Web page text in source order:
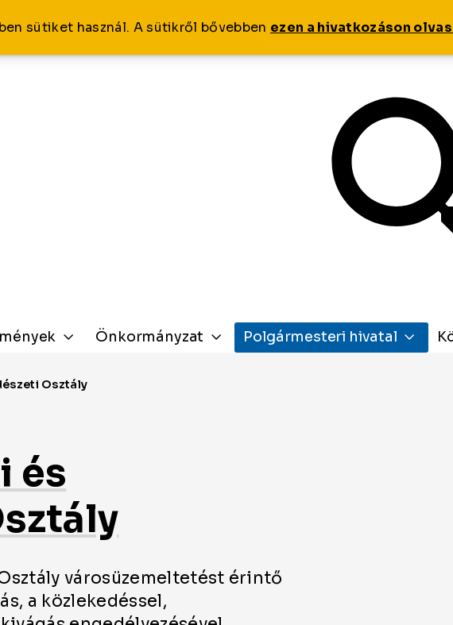
sütiket használ. A sütikről bővebben ezen a hivatkozáson
Önkormányzat Polgármesteri hivatal
és
városüzemeltetést érintő
a közlekedéssel,